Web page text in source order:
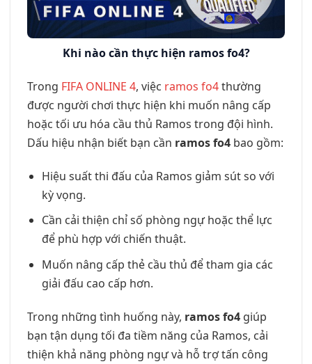
Khi nào cần thực hiện ramos fo4?
Trong FIFA ONLINE 4, việc ramos fo4thường
được người chơi thực hiện khi muốn nâng cấp
hoặc tối ưu hóa cầu thủ Ramos trong đội hình.
Dấu hiệu nhận biết bạn cần ramos fo4 bao gồm:
Hiệu suất thi đấu của Ramos giảm sút so với
kỳ vọng.
Cần cải thiện chỉ số phòng ngự hoặc thể lực
để phù hợp với chiến thuật.
Muốn nâng cấp thẻ cầu thủ để tham gia các
giải đấu cao cấp hơn.
Trong những tình huống này, ramos fo4 giúp
bạn tận dụng tối đa tiềm năng của Ramos, cải
thiện khả năng phòng ngự và hỗ trợ tấn công